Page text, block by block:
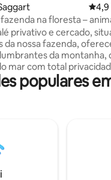
4,94,9
na floresta –
privativo e cercado,
da nossa fazenda,
da montanha,
mar com total
com água quente,
café, água filtrada,
por uma taxa extra.
para interagir com os
nossa fazenda (cavalo,
populares